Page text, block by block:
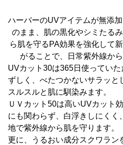
ハーバーのUVアイテムが無添
のまま、肌の黒化やシミたる
ら肌を守るPA効果を強化して
がることで、日常紫外線か
UVカット30は365日使ってい
ずしく、べたつかないサラッと
スルスルと肌に馴染みます。
ＵＶカット50は高いUVカット
にも関わらず、白浮きしにくく
地で紫外線から肌を守ります。
更に、うるおい成分スクワラン